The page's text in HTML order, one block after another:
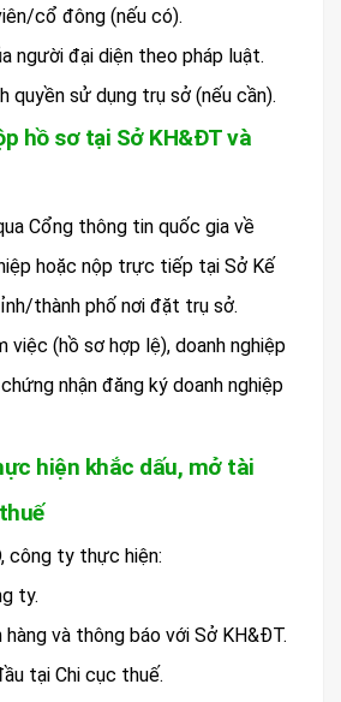
cổ đông (nếu có).
người đại diện theo pháp luật.
quyền sử dụng trụ sở (nếu cần).
hồ sơ tại Sở KH&ĐT và
Cổng thông tin quốc gia về
hoặc nộp trực tiếp tại Sở Kế
thành phố nơi đặt trụ sở.
việc (hồ sơ hợp lệ), doanh nghiệp
nhận đăng ký doanh nghiệp
hiện khắc dấu, mở tài
công ty thực hiện:
ty.
hàng và thông báo với Sở KH&ĐT.
tại Chi cục thuế.